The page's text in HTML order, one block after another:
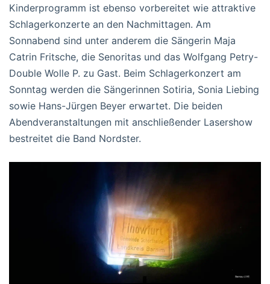
Kinderprogramm ist ebenso vorbereitet wie attraktive
Schlagerkonzerte an den Nachmittagen. Am
Sonnabend sind unter anderem die Sängerin Maja
Catrin Fritsche, die Senoritas und das Wolfgang Petry-
Double Wolle P. zu Gast. Beim Schlagerkonzert am
Sonntag werden die Sängerinnen Sotiria, Sonia Liebing
sowie Hans-Jürgen Beyer erwartet. Die beiden
Abendveranstaltungen mit anschließender Lasershow
bestreitet die Band Nordster.